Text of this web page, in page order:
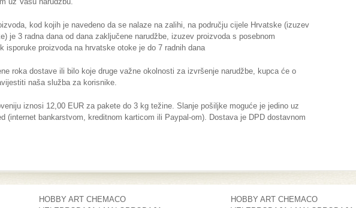
kod kojih je navedeno da se nalaze na zalihi, na području cijele Hrvatske (izuzev
je 3 radna dana od dana zaključene narudžbe, izuzev proizvoda s posebnom
isporuke proizvoda na hrvatske otoke je do 7 radnih dana
roka dostave ili bilo koje druge važne okolnosti za izvršenje narudžbe, kupca će o
naša služba za korisnike.
iznosi 12,00 EUR za pakete do 3 kg težine. Slanje pošiljke moguće je jedino uz
(internet bankarstvom, kreditnom karticom ili Paypal-om). Dostava je DPD dostavnom
HOBBY ART CHEMACO
HOBBY ART CHEMACO